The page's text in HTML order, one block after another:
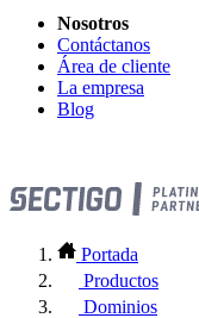
Nosotros
Contáctanos
Área de cliente
La empresa
Blog
Portada
Productos
Dominios